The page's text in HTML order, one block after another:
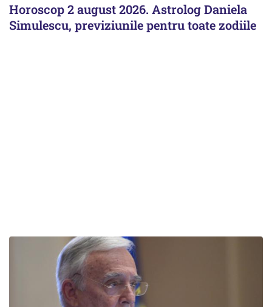
Horoscop 2 august 2026. Astrolog Daniela
Simulescu, previziunile pentru toate zodiile